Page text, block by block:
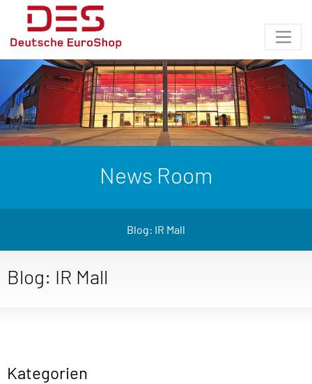
News Room
Blog: IR Mall
Blog: IR Mall
Kategorien